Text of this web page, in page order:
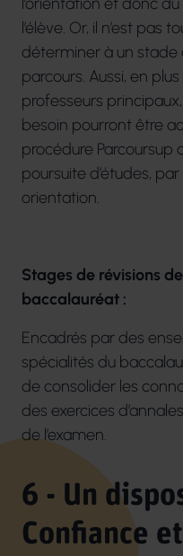
l’élève. Or, il n’est pas
déterminer à un stade
parcours. Aussi, en
professeurs
besoin pourront être
procédure Parcoursup
poursuite d’études,
orientation.
Stages de révisions
baccalauréat :
Encadrés par des
spécialités du
de consolider les
des exercices
de l’examen.
6 - Un
Confiance